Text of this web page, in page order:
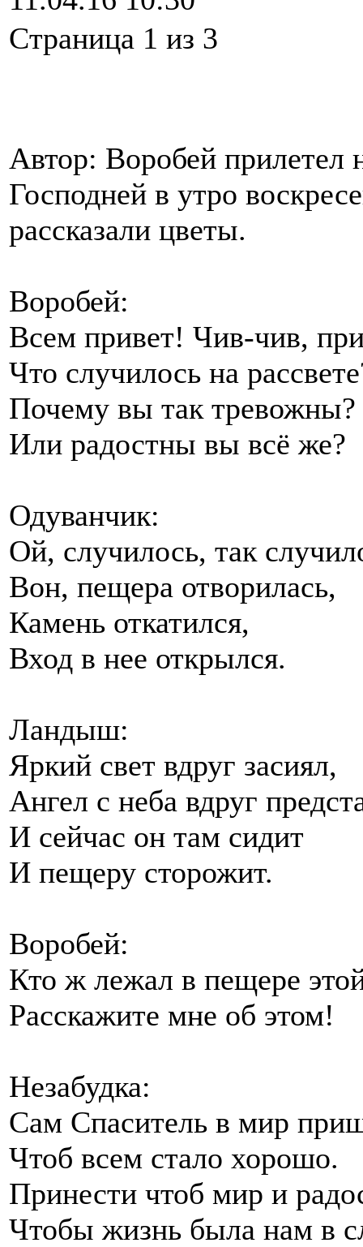
Cтраница 1 из 3
Автор: Воробей прилетел
Господней в утро
рассказали цветы.
Воробей:
Всем привет! Чив-чив,
Что случилось на
Почему вы так тревожны?
Или радостны вы всё же?
Одуванчик:
Ой, случилось, так
Вон, пещера отворилась,
Камень откатился,
Вход в нее открылся.
Ландыш:
Яркий свет вдруг засиял,
Ангел с неба вдруг
И сейчас он там сидит
И пещеру сторожит.
Воробей:
Кто ж лежал в пещере
Расскажите мне об этом!
Незабудка:
Сам Спаситель в мир
Чтоб всем стало хорошо.
Принести чтоб мир и
Чтобы жизнь была нам в